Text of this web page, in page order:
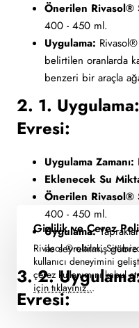
Gizlilik ve Çerez
Rivasol ® olarak,
kullanıcı deneyimini
çerez kullanımını kabul
için tıklayınız...
Önerilen Rivasol®
400 - 450 ml.
Uygulama:
belirtilen oranlarda
benzeri bir araçla
2. 1.
Evresi:
Uygulama Zamanı:
Eklenecek Su
Önerilen Rivasol®
400 - 450 ml.
Uygulama:
ile seyreltilmiş
3. 2.
Evresi: